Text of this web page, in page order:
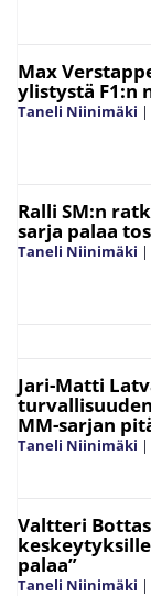
Max
ylistystä F1:n
Taneli Niinimäki |
Ralli SM:n
sarja palaa
Taneli Niinimäki |
Jari-Matti
MM-sarjan
Taneli Niinimäki |
Valtteri
palaa”
Taneli Niinimäki |